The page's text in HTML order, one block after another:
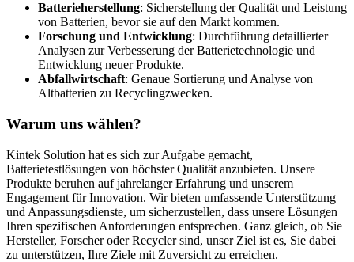
Batterieherstellung: Sicherstellung der Qualität und Leistung
von Batterien, bevor sie auf den Markt kommen.
Forschung und Entwicklung: Durchführung detaillierter
Analysen zur Verbesserung der Batterietechnologie und
Entwicklung neuer Produkte.
Abfallwirtschaft: Genaue Sortierung und Analyse von
Altbatterien zu Recyclingzwecken.
Warum uns wählen?
Kintek Solution hat es sich zur Aufgabe gemacht,
Batterietestlösungen von höchster Qualität anzubieten. Unsere
Produkte beruhen auf jahrelanger Erfahrung und unserem
Engagement für Innovation. Wir bieten umfassende Unterstützung
und Anpassungsdienste, um sicherzustellen, dass unsere Lösungen
Ihren spezifischen Anforderungen entsprechen. Ganz gleich, ob Sie
Hersteller, Forscher oder Recycler sind, unser Ziel ist es, Sie dabei
zu unterstützen, Ihre Ziele mit Zuversicht zu erreichen.